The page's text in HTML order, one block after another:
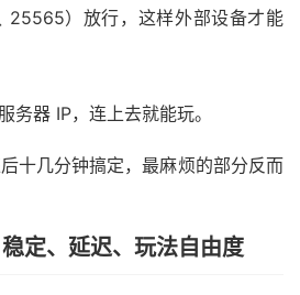
25565）放行，这样外部设备才能
务器 IP，连上去就能玩。
十几分钟搞定，最麻烦的部分反而
定、延迟、玩法自由度